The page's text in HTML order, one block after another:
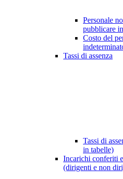
Personale
pubblicare
Costo del
Tassi di assenza
Tassi di
in tabelle)
Incarichi conferiti
(dirigenti e non